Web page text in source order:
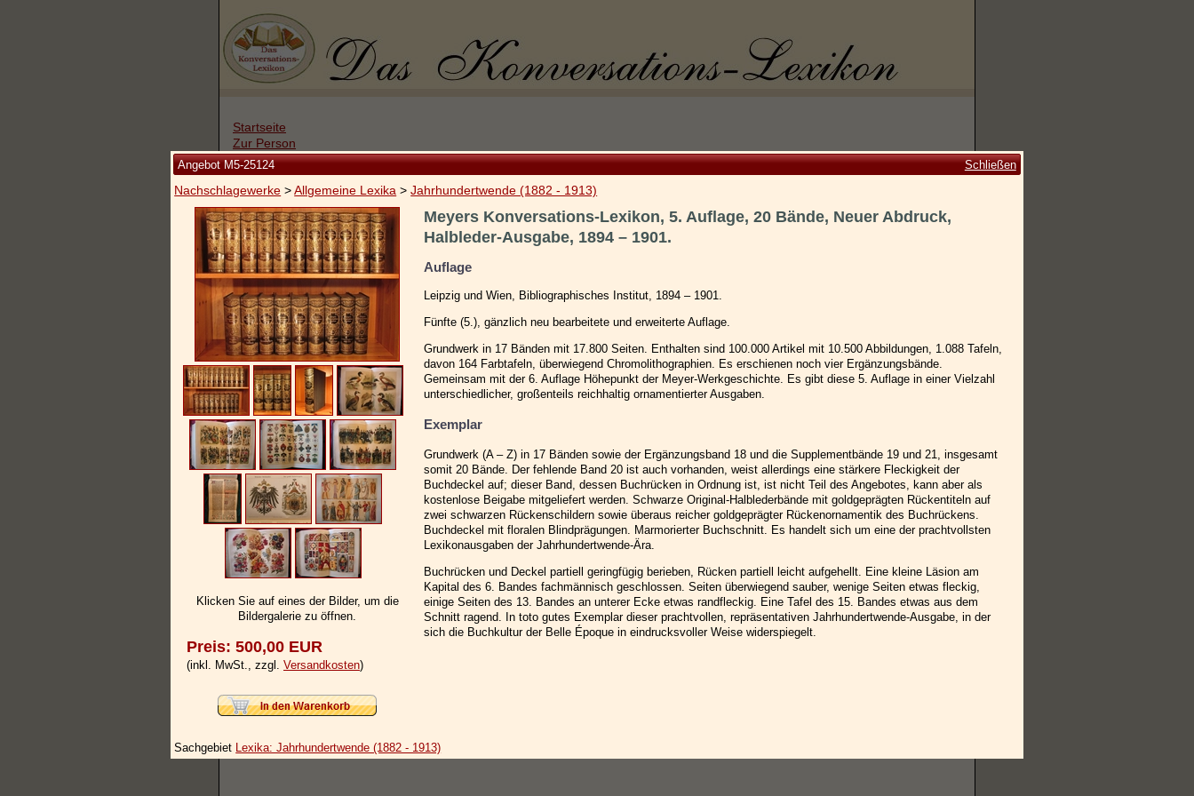
Startseite
Zur Person
Kleine Kulturgeschichte
Die Brockhaus Auflagen
Die Meyer Auflagen
Zu den Angeboten
Ankauf
Versand
Widerrufsbelehrung
Geschäftsbedingungen
Datenschutzerklärung
Impressum / Kontakt
Vertrag widerrufen
Ihr Warenkorb
Angebot M5-25124 Schließen
Nachschlagewerke >Allgemeine Lexika >Jahrhundertwende (1882 - 1913)
Klicken Sie auf eines der Bilder, um die
Bildergalerie zu öffnen.
Preis: 500,00 EUR
(inkl. MwSt., zzgl. Versandkosten)
Meyers Konversations-Lexikon, 5. Auflage, 20 Bände, Neuer Abdruck,
Halbleder-Ausgabe, 1894 – 1901.
Auflage
Leipzig und Wien, Bibliographisches Institut, 1894 – 1901.
Fünfte (5.), gänzlich neu bearbeitete und erweiterte Auflage.
Grundwerk in 17 Bänden mit 17.800 Seiten. Enthalten sind 100.000 Artikel mit 10.500 Abbildungen, 1.088 Tafeln,
davon 164 Farbtafeln, überwiegend Chromolithographien. Es erschienen noch vier Ergänzungsbände.
Gemeinsam mit der 6. Auflage Höhepunkt der Meyer-Werkgeschichte. Es gibt diese 5. Auflage in einer Vielzahl
unterschiedlicher, großenteils reichhaltig ornamentierter Ausgaben.
Exemplar
Grundwerk (A – Z) in 17 Bänden sowie der Ergänzungsband 18 und die Supplementbände 19 und 21, insgesamt
somit 20 Bände. Der fehlende Band 20 ist auch vorhanden, weist allerdings eine stärkere Fleckigkeit der
Buchdeckel auf; dieser Band, dessen Buchrücken in Ordnung ist, ist nicht Teil des Angebotes, kann aber als
kostenlose Beigabe mitgeliefert werden. Schwarze Original-Halblederbände mit goldgeprägten Rückentiteln auf
zwei schwarzen Rückenschildern sowie überaus reicher goldgeprägter Rückenornamentik des Buchrückens.
Buchdeckel mit floralen Blindprägungen. Marmorierter Buchschnitt. Es handelt sich um eine der prachtvollsten
Lexikonausgaben der Jahrhundertwende-Ära.
Buchrücken und Deckel partiell geringfügig berieben, Rücken partiell leicht aufgehellt. Eine kleine Läsion am
Kapital des 6. Bandes fachmännisch geschlossen. Seiten überwiegend sauber, wenige Seiten etwas fleckig,
einige Seiten des 13. Bandes an unterer Ecke etwas randfleckig. Eine Tafel des 15. Bandes etwas aus dem
Schnitt ragend. In toto gutes Exemplar dieser prachtvollen, repräsentativen Jahrhundertwende-Ausgabe, in der
sich die Buchkultur der Belle Époque in eindrucksvoller Weise widerspiegelt.
Sachgebiet Lexika: Jahrhundertwende (1882 - 1913)